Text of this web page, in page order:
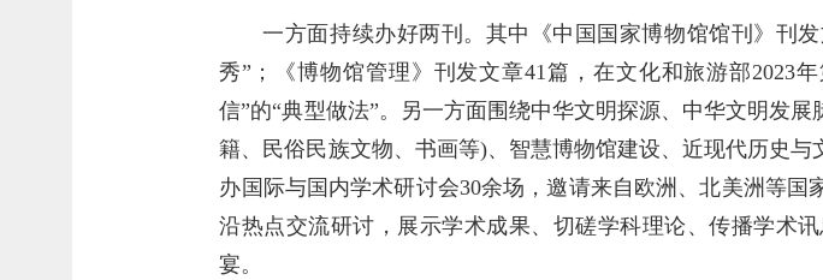
一方面持续办好两刊。其中《中国国家博物馆馆刊》刊
秀”；《博物馆管理》刊发文章41篇，在文化和旅游部2023
信”的“典型做法”。另一方面围绕中华文明探源、中华文明发
籍、民俗民族文物、书画等)、智慧博物馆建设、近现代历史
办国际与国内学术研讨会30余场，邀请来自欧洲、北美洲等
沿热点交流研讨，展示学术成果、切磋学科理论、传播学术
宴。